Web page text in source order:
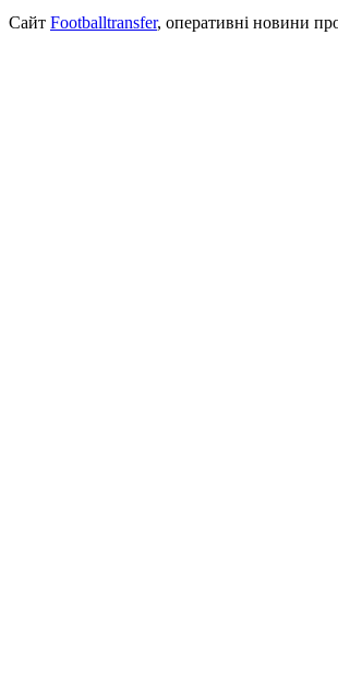
Сайт Footballtransfer, оперативні новини